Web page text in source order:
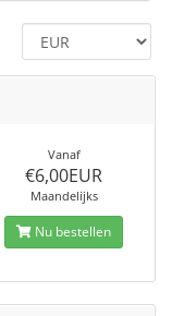
Vanaf
€6,00EUR
Maandelijks
Nu bestellen